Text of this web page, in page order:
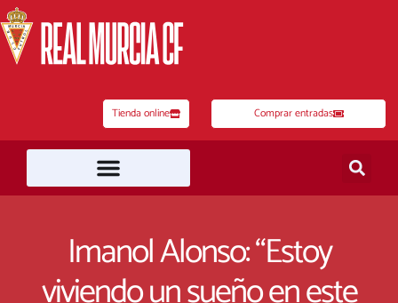
al
contenido
Tienda online Comprar entradas
Imanol Alonso: “Estoy